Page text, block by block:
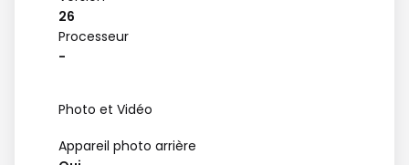
26
Processeur
-
Photo et Vidéo
Appareil photo arrière